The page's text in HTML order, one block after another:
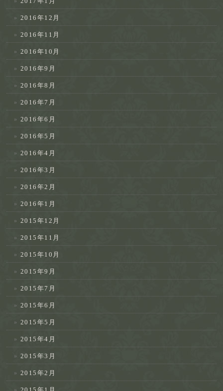
2016年12月
2016年11月
2016年10月
2016年9月
2016年8月
2016年7月
2016年6月
2016年5月
2016年4月
2016年3月
2016年2月
2016年1月
2015年12月
2015年11月
2015年10月
2015年9月
2015年7月
2015年6月
2015年5月
2015年4月
2015年3月
2015年2月